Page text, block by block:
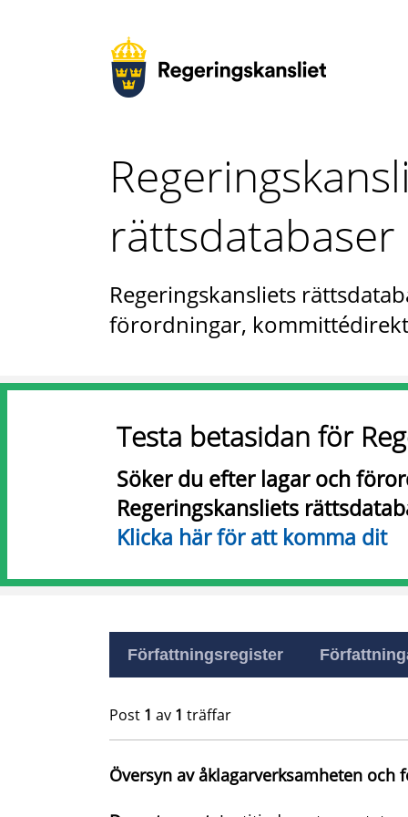
rättsdatabaser
Regeringskansliets
förordningar,
Testa betasidan för
Söker du efter lagar och
Regeringskansliets
Klicka här för att komma dit
Författningsregister
Post 1 av 1 träffar
Översyn av åklagarverksamheten och